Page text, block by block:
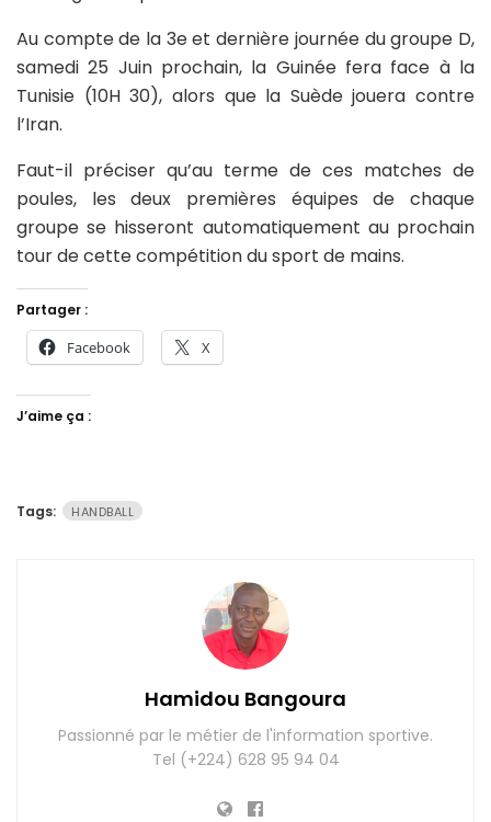
Au compte de la 3e et dernière journée du groupe D,
samedi 25 Juin prochain, la Guinée fera face à la
Tunisie (10H 30), alors que la Suède jouera contre
l’Iran.
Faut-il préciser qu’au terme de ces matches de
poules, les deux premières équipes de chaque
groupe se hisseront automatiquement au prochain
tour de cette compétition du sport de mains.
Partager :
Facebook X
J’aime ça :
Tags: HANDBALL
Hamidou Bangoura
Passionné par le métier de l'information sportive.
Tel (+224) 628 95 94 04